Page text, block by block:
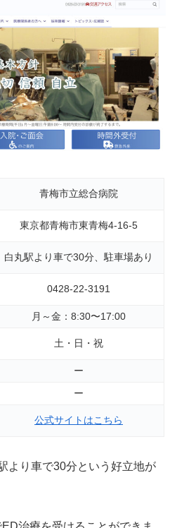
青梅市立総合病院
東京都青梅市東青梅4-16-5
白丸駅より車で30分、駐車場あり
0428-22-3191
月～金：8:30〜17:00
土・日・祝
ー
ー
公式サイトはこちら
より車で30分という好立地が